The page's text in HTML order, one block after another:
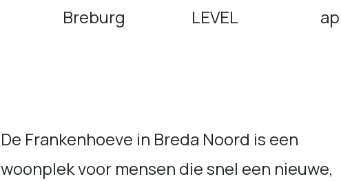
Breburg
LEVEL
De Frankenhoeve in Breda Noord is een
woonplek voor mensen die snel een nieuwe,